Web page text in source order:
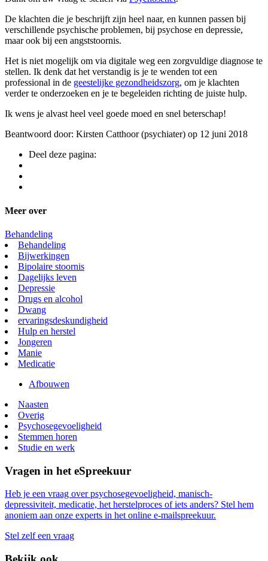
De klachten die je beschrijft zijn heel naar, en kunnen passen bij
verschillende psychische problemen, bij psychose en depressie,
maar ook bij een angststoornis.
Het is niet mogelijk om via digitale weg een zorgvuldige diagnose te
stellen. Ik denk dat het verstandig is je te wenden tot een
professional in de geestelijke gezondheidszorg, om je klachten
verder te onderzoeken en je te begeleiden richting de juiste hulp.
Ik wens je alvast heel veel goede moed en snel beterschap!
Beantwoord door: Kirsten Catthoor (psychiater) op 12 juni 2018
Deel deze pagina:
Meer over
Behandeling
Behandeling
Bijwerkingen
Bipolaire stoornis
Dagelijks leven
Depressie
Drugs en alcohol
Dwang
ervaringsdeskundigheid
Hulp en herstel
Jongeren
Manie
Medicatie
Afbouwen
Naasten
Overig
Psychosegevoeligheid
Stemmen horen
Studie en werk
Vragen in het eSpreekuur
Heb je een vraag over psychosegevoeligheid, manisch-
depressiviteit, medicatie, het herstelproces of iets anders? Stel hem
anoniem aan onze experts in het online e-mailspreekuur.
Stel zelf een vraag